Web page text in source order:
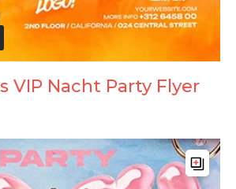
VIP Nacht Party Flyer